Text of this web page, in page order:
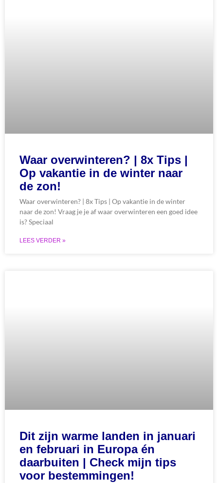
Waar overwinteren? | 8x Tips |
Op vakantie in de winter naar
de zon!
Waar overwinteren? | 8x Tips | Op vakantie in de winter
naar de zon! Vraag je je af waar overwinteren een goed idee
is? Speciaal
LEES VERDER »
Dit zijn warme landen in januari
en februari in Europa én
daarbuiten | Check mijn tips
voor bestemmingen!